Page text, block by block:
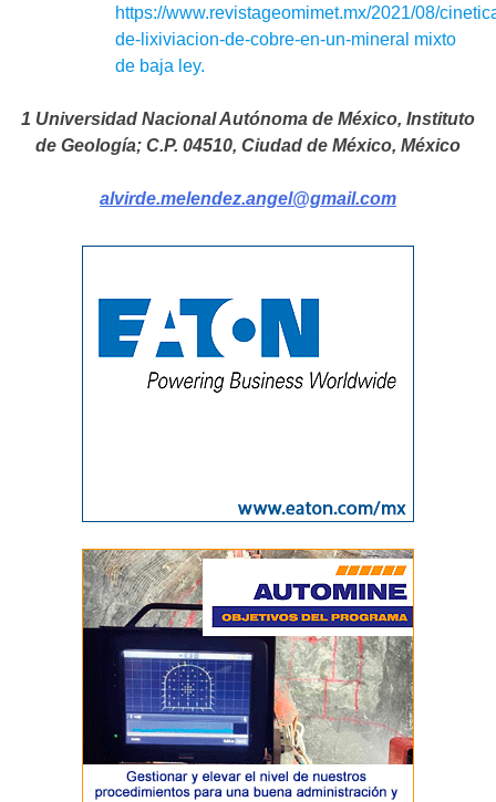
https://www.revistageomimet.mx/2021/08/
de-lixiviacion-de-cobre-en-un-mineral mixto
de baja ley.
1 Universidad Nacional Autónoma de México, Instituto
de Geología; C.P. 04510, Ciudad de México, México
alvirde.melendez.angel@gmail.com